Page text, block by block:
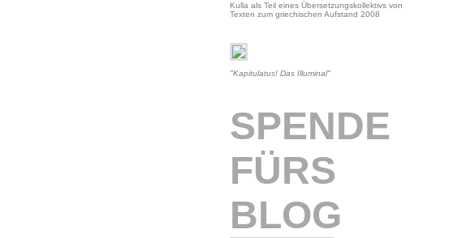
Kulla als Teil eines Übersetzungskollektivs von
Texten zum griechischen Aufstand 2008
"Kapitulatus! Das Illuminal"
SPENDE
FÜRS
BLOG